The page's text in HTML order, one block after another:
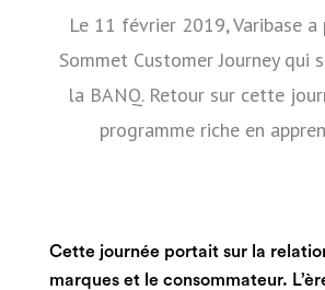
Le 11 février 2019, Varibase a
Sommet Customer Journey qui
la BANQ. Retour sur cette
programme riche en
Cette journée portait sur la
marques et le consommateur.